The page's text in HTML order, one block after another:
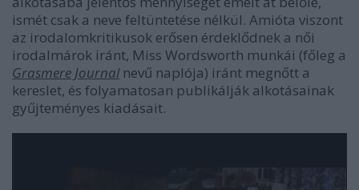
ismét csak a neve feltüntetése nélkül. Amióta viszont
az irodalomkritikusok erősen érdeklődnek a női
irodalmárok iránt, Miss Wordsworth munkái (főleg a
Grasmere Journalnevű naplója) iránt megnőtt a
kereslet, és folyamatosan publikálják alkotásainak
gyűjteményes kiadásait.